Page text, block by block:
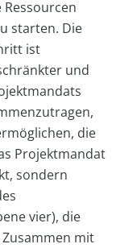
starten. Die
ist
und
die
Projektmandat
sondern
vier), die
mit